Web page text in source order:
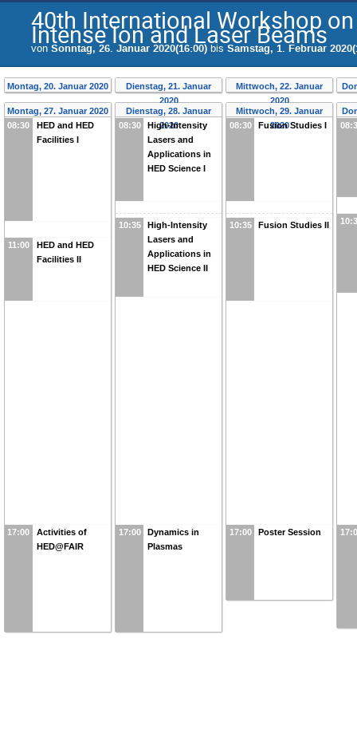
40th International Workshop
Intense Ion and Laser Beams
von Sonntag, 26. Januar 2020(16:00) bis Samstag, 1. Februar
Montag, 20. Januar 2020
Dienstag, 21. Januar
2020
Mittwoch, 22. Januar
2020
Montag, 27. Januar 2020
08:30
HED and HED
Facilities I
11:00
HED and HED
Facilities II
17:00
Activities of
HED@FAIR
Dienstag, 28. Januar
2020
08:30
High-Intensity
Lasers and
Applications in
HED Science I
10:35
High-Intensity
Lasers and
Applications in
HED Science II
17:00
Dynamics in
Plasmas
Mittwoch, 29. Januar
2020
08:30 Fusion Studies I
10:35 Fusion Studies II
17:00 Poster Session